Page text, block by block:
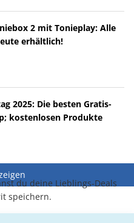
2 mit Tonieplay: Alle
erhältlich!
2025: Die besten Gratis-
kostenlosen Produkte
du deine Lieblings-Deals
speichern.